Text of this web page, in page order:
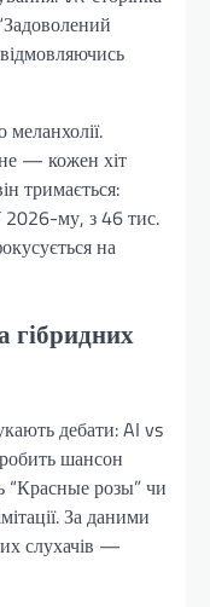
меланхолії.
— кожен хіт
тримається:
2026-му, з 46 тис.
на
гібридних
дебати: AI vs
шансон
“Красные розы” чи
За даними
слухачів —